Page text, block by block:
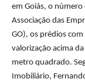
em Goiás, o número
Associação das
GO), os prédios
valorização acima
metro quadrado.
Imobiliário,